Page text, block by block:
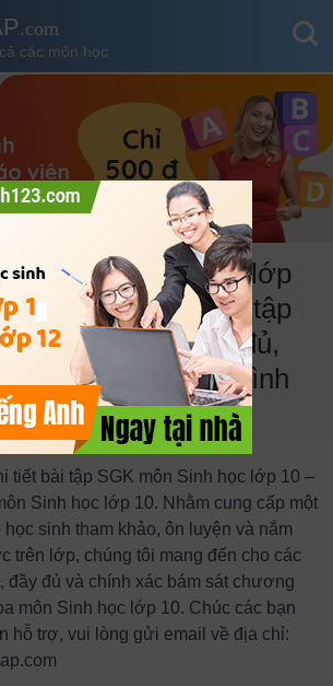
.com
các môn học
môn Sinh học lớp
dẫn giải chi tiết bài tập
học lớp 10 đầy đủ,
bám sát chương trình
tiết bài tập SGK môn Sinh học lớp 10 –
Sinh học lớp 10. Nhằm cung cấp một
sinh tham khảo, ôn luyện và nắm
trên lớp, chúng tôi mang đến cho các
đầy đủ và chính xác bám sát chương
môn Sinh học lớp 10. Chúc các bạn
hỗ trợ, vui lòng gửi email về địa chỉ: